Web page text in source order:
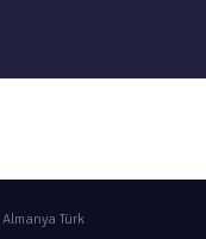
Türk